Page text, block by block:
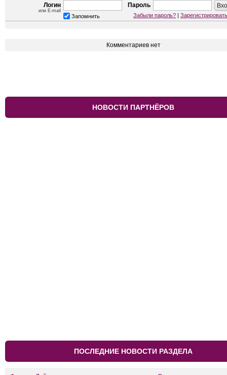
Логин
или E-mail
Пароль
Запомнить Забыли пароль? |
Комментариев нет
НОВОСТИ ПАРТНЁРОВ
ПОСЛЕДНИЕ НОВОСТИ РАЗДЕЛА